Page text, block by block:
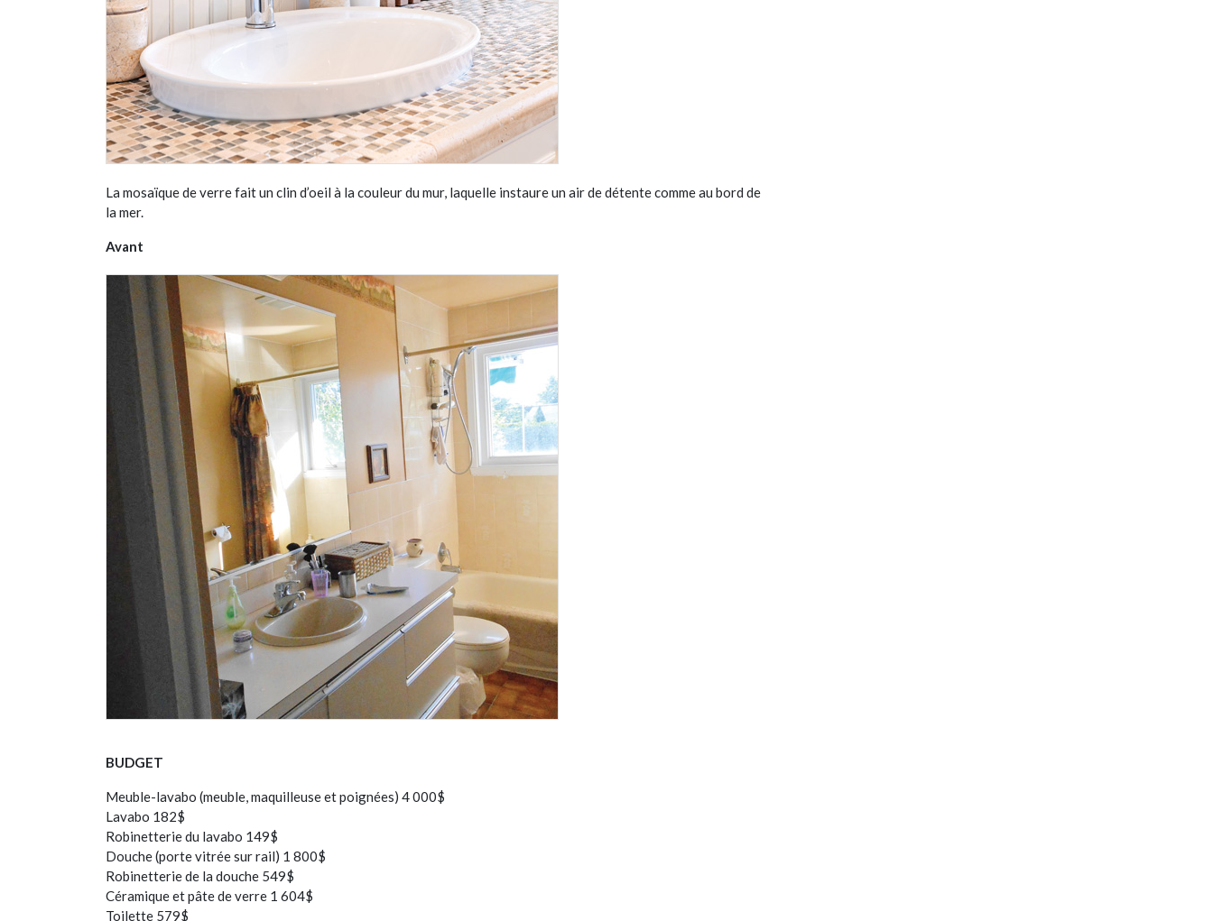
La mosaïque de verre fait un clin d’oeil à la couleur du mur, laquelle instaure un air de détente comme au bord de
la mer.
Avant
BUDGET
Meuble-lavabo (meuble, maquilleuse et poignées) 4 000$
Lavabo 182$
Robinetterie du lavabo 149$
Douche (porte vitrée sur rail) 1 800$
Robinetterie de la douche 549$
Céramique et pâte de verre 1 604$
Toilette 579$